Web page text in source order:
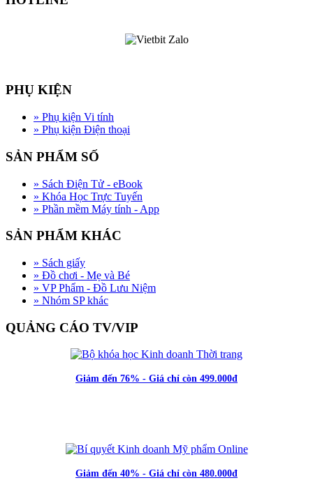
PHỤ KIỆN
» Phụ kiện Vi tính
» Phụ kiện Điện thoại
SẢN PHẨM SỐ
» Sách Điện Tử - eBook
» Khóa Học Trực Tuyến
» Phần mềm Máy tính - App
SẢN PHẨM KHÁC
» Sách giấy
» Đồ chơi - Mẹ và Bé
» VP Phẩm - Đồ Lưu Niệm
» Nhóm SP khác
QUẢNG CÁO TV/VIP
Giảm đến 76% - Giá chỉ còn 499.000đ
Giảm đến 40% - Giá chỉ còn 480.000đ